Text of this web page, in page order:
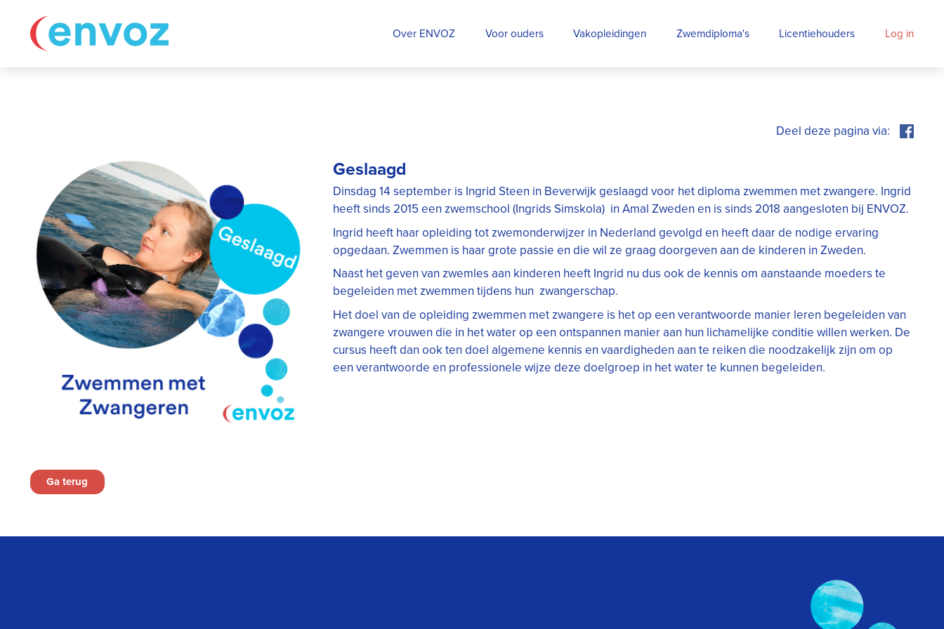
Over ENVOZ Voor ouders Vakopleidingen Zwemdiploma's Licentiehouders Log in
Ga terug
Geslaagd
Dinsdag 14 september is Ingrid Steen in Beverwijk geslaagd voor het diploma zwemmen met zwangere. Ingrid
heeft sinds 2015 een zwemschool (Ingrids Simskola) in Amal Zweden en is sinds 2018 aangesloten bij ENVOZ.
Ingrid heeft haar opleiding tot zwemonderwijzer in Nederland gevolgd en heeft daar de nodige ervaring
opgedaan. Zwemmen is haar grote passie en die wil ze graag doorgeven aan de kinderen in Zweden.
Naast het geven van zwemles aan kinderen heeft Ingrid nu dus ook de kennis om aanstaande moeders te
begeleiden met zwemmen tijdens hun zwangerschap.
Het doel van de opleiding zwemmen met zwangere is het op een verantwoorde manier leren begeleiden van
zwangere vrouwen die in het water op een ontspannen manier aan hun lichamelijke conditie willen werken. De
cursus heeft dan ook ten doel algemene kennis en vaardigheden aan te reiken die noodzakelijk zijn om op
een verantwoorde en professionele wijze deze doelgroep in het water te kunnen begeleiden.